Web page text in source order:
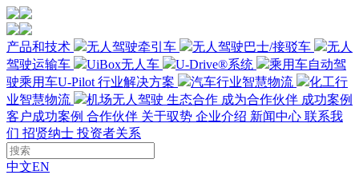
产品和技术 无人驾驶牵引车 无人驾驶巴士/接驳车
无人
驾驶运输车
UiBox无人车 U-Drive®系统
乘用车自动驾
驶乘用车U-Pilot 行业解决方案 汽车行业智慧物流
化工行
业智慧物流
机场无人驾驶 生态合作 成为合作伙伴 成功案例
客户成功案例 合作伙伴 关于驭势 企业介绍 新闻中心 联系我
们 招贤纳士 投资者关系
中文EN